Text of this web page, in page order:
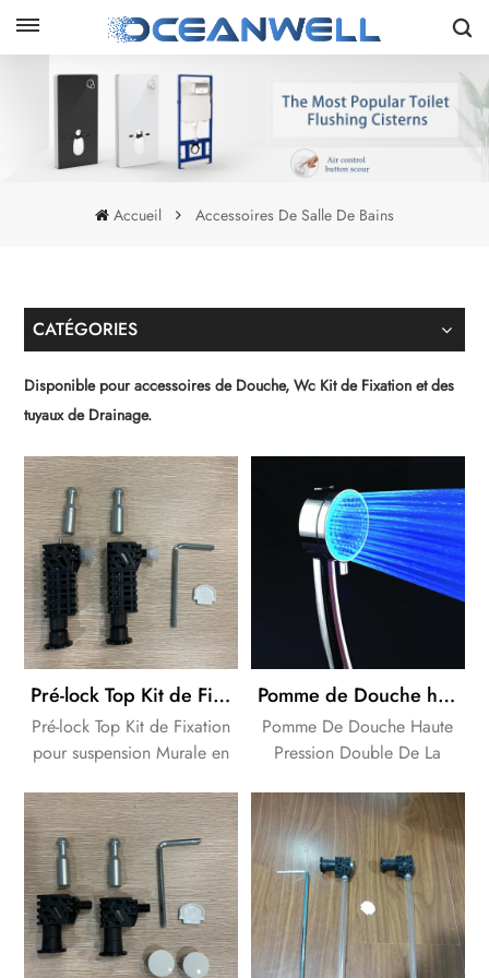
Accueil Accessoires De Salle De Bains
CATÉGORIES
Disponible pour accessoires de Douche, Wc Kit de Fixation et des
tuyaux de Drainage.
Pré-lock Top Kit de Fixation pour suspension Murale Pan
Pré-lock Top Kit de Fixation
pour suspension Murale en
Pomme de Douche haute Pression Double de la Pression de suralimentation de la Conception à Faible Pression de l'Eau
Pomme De Douche Haute
Pression Double De La
Du Design. La main de
Douche pour la salle de
bains des solutions. Marque
OEM est acceptable.